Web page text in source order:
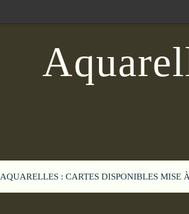
AQUARELLES : CARTES DISPONIBLES MISE